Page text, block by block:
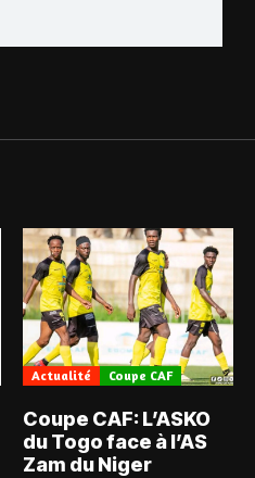
Actualité Coupe CAF
Coupe CAF: L’ASKO
du Togo face à l’AS
Zam du Niger